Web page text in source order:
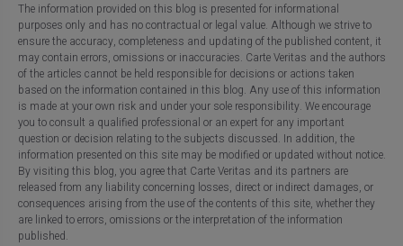
The information provided on this blog is presented for informational
purposes only and has no contractual or legal value. Although we strive to
ensure the accuracy, completeness and updating of the published content, it
may contain errors, omissions or inaccuracies. Carte Veritas and the authors
of the articles cannot be held responsible for decisions or actions taken
based on the information contained in this blog. Any use of this information
is made at your own risk and under your sole responsibility. We encourage
you to consult a qualified professional or an expert for any important
question or decision relating to the subjects discussed. In addition, the
information presented on this site may be modified or updated without notice.
By visiting this blog, you agree that Carte Veritas and its partners are
released from any liability concerning losses, direct or indirect damages, or
consequences arising from the use of the contents of this site, whether they
are linked to errors, omissions or the interpretation of the information
published.